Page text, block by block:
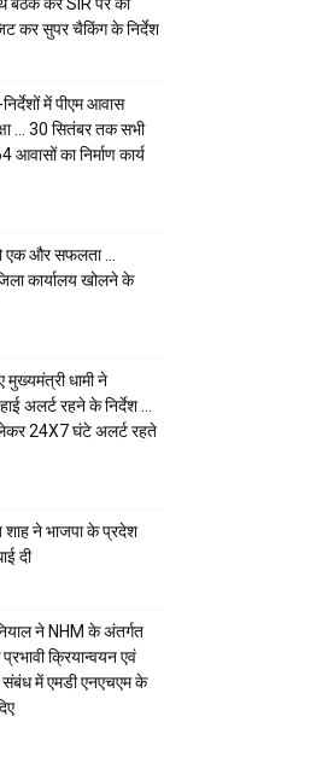
कर सुपर चैकिंग के निर्देश
में पीएम आवास
… 30 सितंबर तक सभी
का निर्माण कार्य
एक और सफलता …
कार्यालय खोलने के
मुख्यमंत्री धामी ने
अलर्ट रहने के निर्देश …
24X7 घंटे अलर्ट रहते
शाह ने भाजपा के प्रदेश
दी
ने NHM के अंतर्गत
क्रियान्वयन एवं
में एमडी एनएचएम के